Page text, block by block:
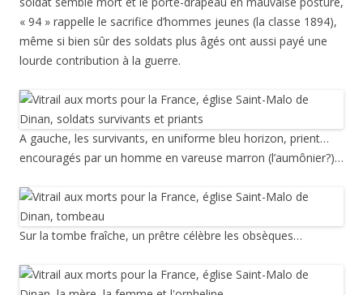
« 94 » rappelle le sacrifice d’hommes jeunes (la classe 1894),
même si bien sûr des soldats plus âgés ont aussi payé une
lourde contribution à la guerre.
A gauche, les survivants, en uniforme bleu horizon, prient…
encouragés par un homme en vareuse marron (l’aumônier?)…
Sur la tombe fraîche, un prêtre célèbre les obsèques…